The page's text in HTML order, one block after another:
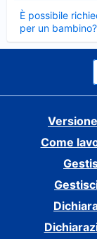
È possibile
per un bambino?
Elemento
chiuso
Come